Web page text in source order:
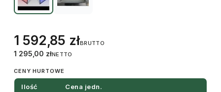
1 592,85 złBRUTTO
1 295,00 złNETTO
CENY HURTOWE
Ilość Cena jedn.